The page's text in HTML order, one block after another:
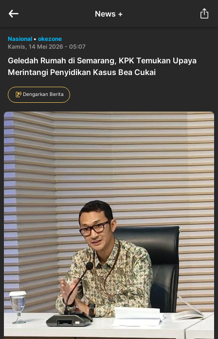
News +
Nasional • okezone
Kamis, 14 Mei 2026 - 05:07
Geledah Rumah di Semarang, KPK Temukan Upaya
Merintangi Penyidikan Kasus Bea Cukai
Dengarkan Berita